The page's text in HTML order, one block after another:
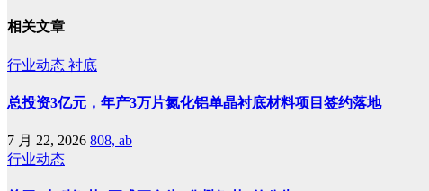
相关文章
行业动态 衬底
总投资3亿元，年产3万片氮化铝单晶衬底材料项目签约落地
7 月 22, 2026 808, ab
行业动态